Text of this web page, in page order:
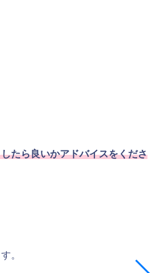
たら良いかアドバイスをくださ
。